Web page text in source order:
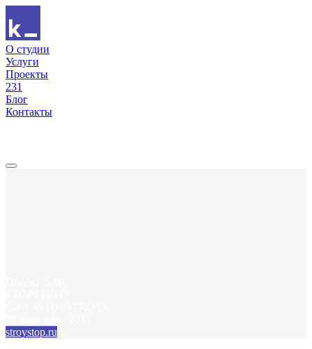
О студии
Услуги
Проекты
231
Блог
Контакты
stroystop.ru